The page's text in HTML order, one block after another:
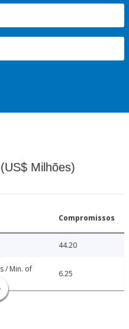
Milhões)
Compromissos
44.20
/ Min. of
6.25